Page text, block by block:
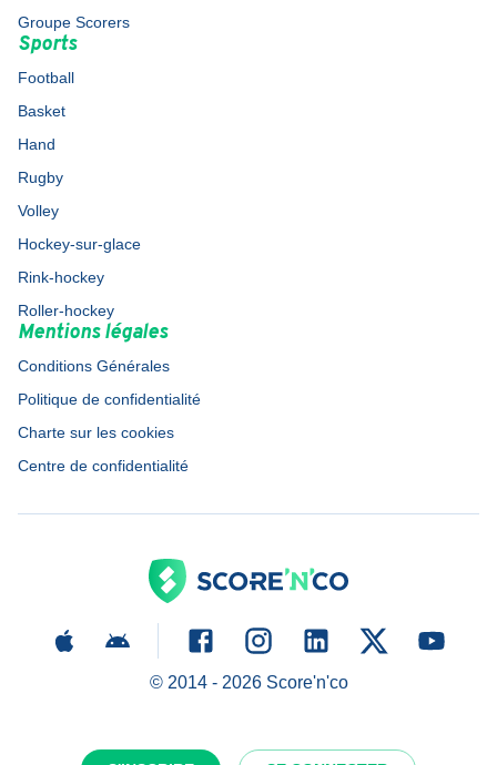
Groupe Scorers
Sports
Football
Basket
Hand
Rugby
Volley
Hockey-sur-glace
Rink-hockey
Roller-hockey
Mentions légales
Conditions Générales
Politique de confidentialité
Charte sur les cookies
Centre de confidentialité
© 2014 - 2026Score'n'co